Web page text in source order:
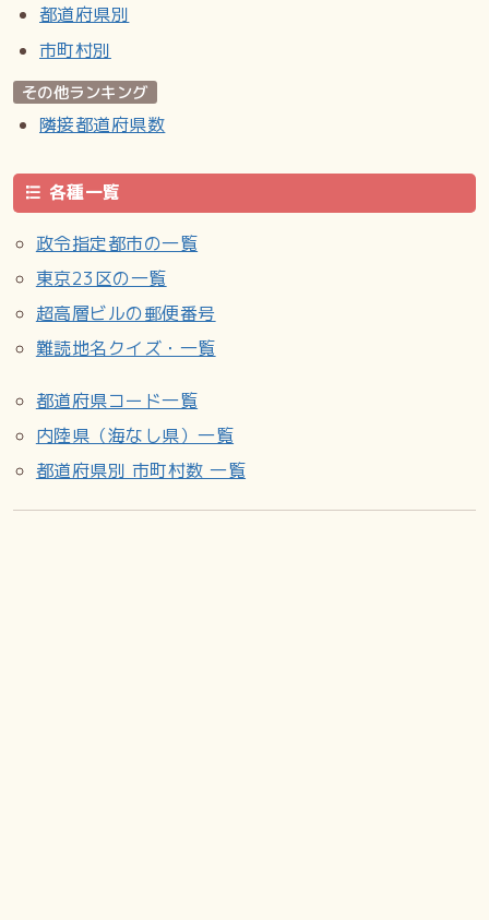
都道府県別
市町村別
その他ランキング
隣接都道府県数
各種一覧
政令指定都市の一覧
東京23区の一覧
超高層ビルの郵便番号
難読地名クイズ・一覧
都道府県コード一覧
内陸県（海なし県）一覧
都道府県別 市町村数 一覧